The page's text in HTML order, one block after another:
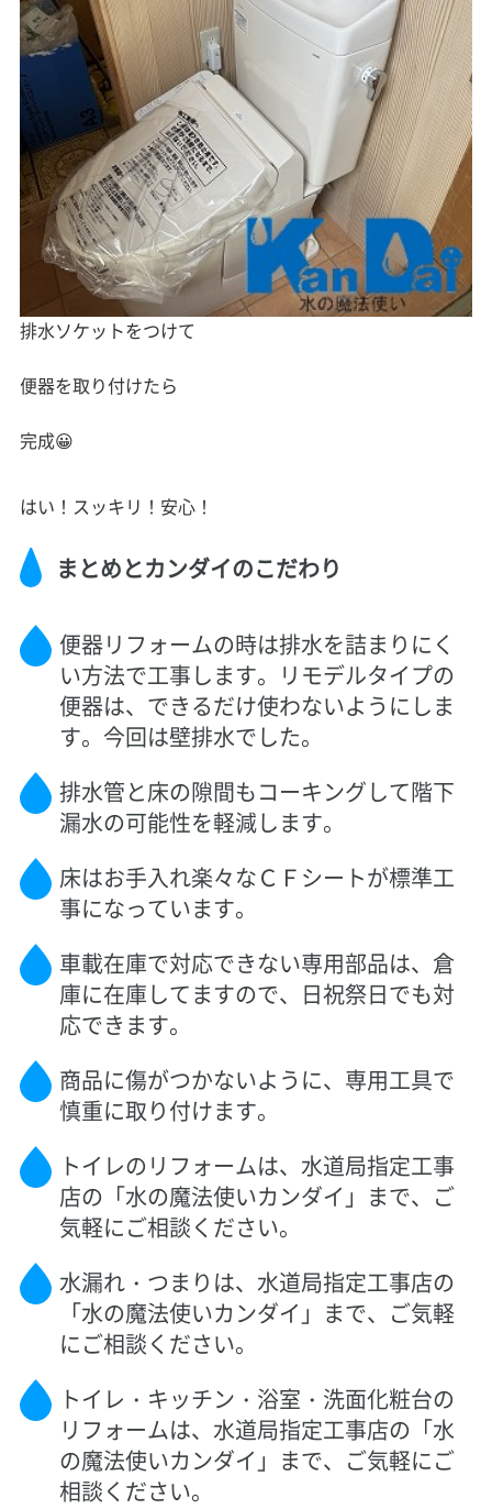
排水ソケットをつけて
便器を取り付けたら
完成😀
はい！スッキリ！安心！
まとめとカンダイのこだわり
便器リフォームの時は排水を詰まりにく
い方法で工事します。リモデルタイプの
便器は、できるだけ使わないようにしま
す。今回は壁排水でした。
排水管と床の隙間もコーキングして階下
漏水の可能性を軽減します。
床はお手入れ楽々なＣＦシートが標準工
事になっています。
車載在庫で対応できない専用部品は、倉
庫に在庫してますので、日祝祭日でも対
応できます。
商品に傷がつかないように、専用工具で
慎重に取り付けます。
トイレのリフォームは、水道局指定工事
店の「水の魔法使いカンダイ」まで、ご
気軽にご相談ください。
水漏れ・つまりは、水道局指定工事店の
「水の魔法使いカンダイ」まで、ご気軽
にご相談ください。
トイレ・キッチン・浴室・洗面化粧台の
リフォームは、水道局指定工事店の「水
の魔法使いカンダイ」まで、ご気軽にご
相談ください。